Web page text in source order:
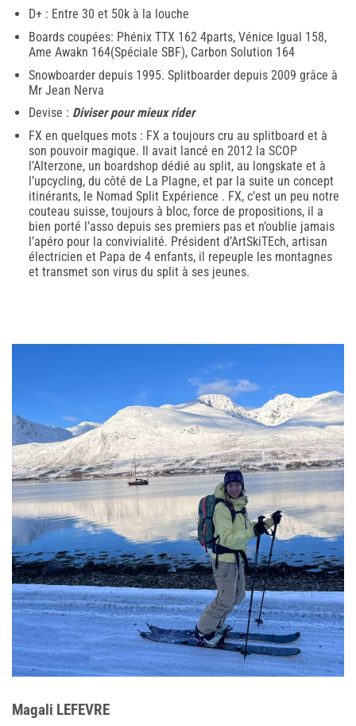
D+ : Entre 30 et 50k à la louche
Boards coupées: Phénix TTX 162 4parts, Vénice Igual 158,
Ame Awakn 164(Spéciale SBF), Carbon Solution 164
Snowboarder depuis 1995. Splitboarder depuis 2009 grâce à
Mr Jean Nerva
Devise : Diviser pour mieux rider
FX en quelques mots : FX a toujours cru au splitboard et à
son pouvoir magique. Il avait lancé en 2012 la SCOP
l’Alterzone, un boardshop dédié au split, au longskate et à
l’upcycling, du côté de La Plagne, et par la suite un concept
itinérants, le Nomad Split Expérience . FX, c’est un peu notre
couteau suisse, toujours à bloc, force de propositions, il a
bien porté l’asso depuis ses premiers pas et n’oublie jamais
l’apéro pour la convivialité. Président d’ArtSkiTEch, artisan
électricien et Papa de 4 enfants, il repeuple les montagnes
et transmet son virus du split à ses jeunes.
Magali LEFEVRE